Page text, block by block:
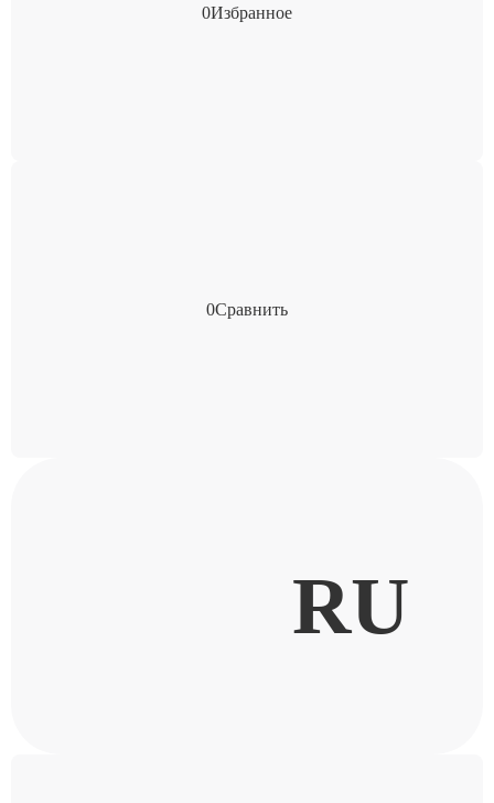
0Избранное
0Сравнить
RU